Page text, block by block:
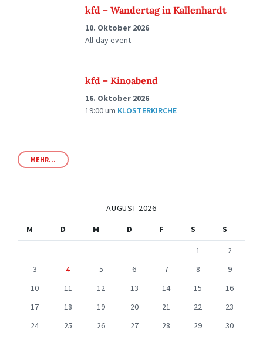
kfd – Wandertag in Kallenhardt
10. Oktober 2026
All-day event
kfd – Kinoabend
16. Oktober 2026
19:00um KLOSTERKIRCHE
MEHR...
AUGUST 2026
M
D M D F S
S
1
2
3
4 5 6 7 8
9
10
11 12 13 14 15
16
17
18 19 20 21 22
23
24
25 26 27 28 29
30